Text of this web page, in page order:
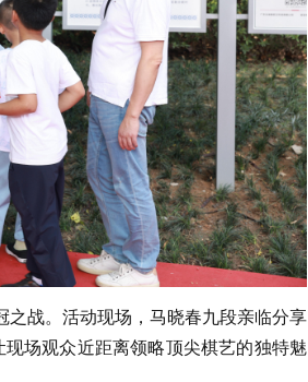
战。活动现场，马晓春九段亲临分享
场观众近距离领略顶尖棋艺的独特魅